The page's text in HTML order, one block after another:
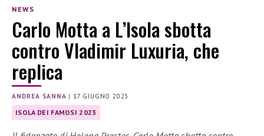
NEWS
Carlo Motta a L’Isola sbotta
contro Vladimir Luxuria, che
replica
ANDREA SANNA | 17 GIUGNO 2023
ISOLA DEI FAMOSI 2023